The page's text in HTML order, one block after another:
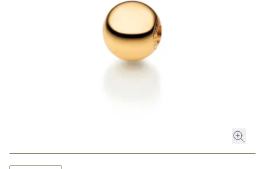
ROLEX CERTIFIED PRE-OWNED
HOCHZEIT